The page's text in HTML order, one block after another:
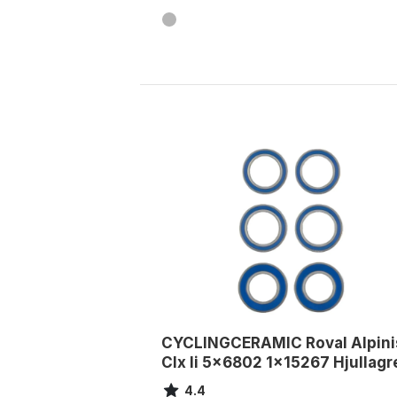
CYCLINGCERAMIC Roval
Clx Ii 5x6802 1x15267
4.4